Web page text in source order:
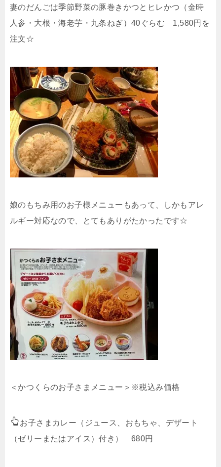
妻のだんごは季節野菜の豚巻きかつとヒレかつ（金時
人参・大根・海老芋・九条ねぎ）40ぐらむ 1,580円を
注文☆
娘のもちみ用のお子様メニューもあって、しかもアレ
ルギー対応なので、とてもありがたかったです☆
＜かつくらのお子さまメニュー＞※税込み価格
お子さまカレー（ジュース、おもちゃ、デザート
（ゼリーまたはアイス）付き） 680円